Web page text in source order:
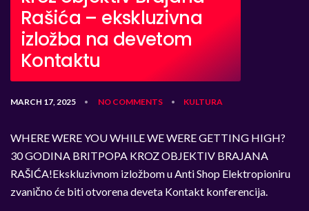
Rašića – ekskluzivna
izložba na devetom
Kontaktu
MARCH 17, 2025 • NO COMMENTS • KULTURA
WHERE WERE YOU WHILE WE WERE GETTING HIGH?
30 GODINA BRITPOPA KROZ OBJEKTIV BRAJANA
RAŠIĆA!Ekskluzivnom izložbom u Anti Shop Elektropioniru
zvanično će biti otvorena deveta Kontakt konferencija.